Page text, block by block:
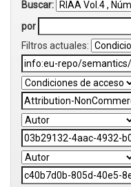
Buscar:
por
Filtros actuales: